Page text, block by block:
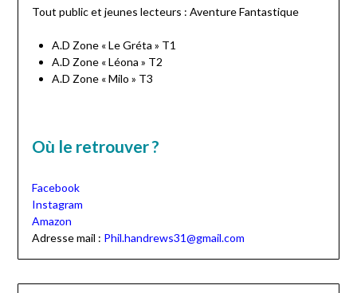
Tout public et jeunes lecteurs : Aventure Fantastique
A.D Zone « Le Gréta » T1
A.D Zone « Léona » T2
A.D Zone « Milo » T3
Où le retrouver ?
Facebook
Instagram
Amazon
Adresse mail : Phil.handrews31@gmail.com